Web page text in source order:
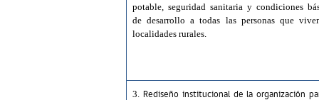
potable, seguridad sanitaria y condiciones
de desarrollo a todas las personas que
localidades rurales.
3.Rediseño institucional de la organización